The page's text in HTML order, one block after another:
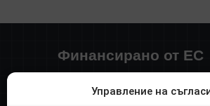
Управление на
Финансирано от ЕС
Разработването на онлайн